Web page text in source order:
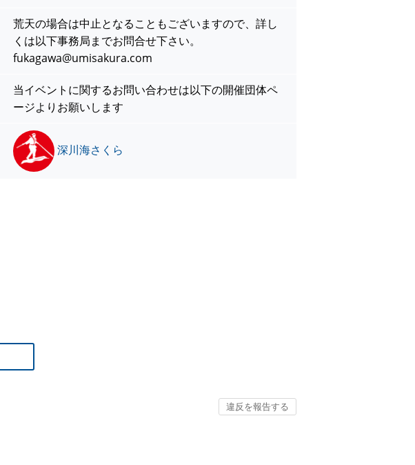
荒天の場合は中止となることもございますので、詳し
くは以下事務局までお問合せ下さい。
fukagawa@umisakura.com
当イベントに関するお問い合わせは以下の開催団体ペ
ージよりお願いします
深川海さくら